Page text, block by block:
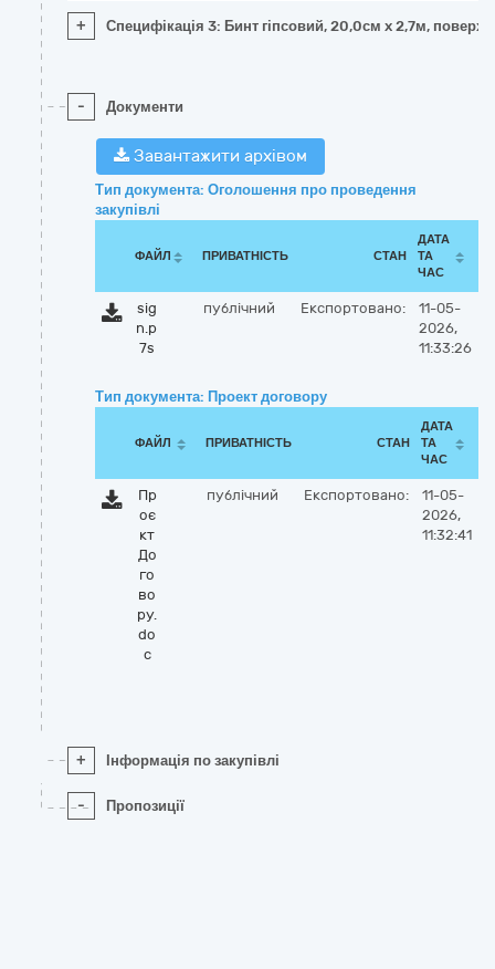
+ Специфікація 3: Бинт гіпсовий, 20,0см x 2,7м,
- Документи
Завантажити архівом
Тип документа: Оголошення про проведення
закупівлі
ФАЙЛ ПРИВАТНІСТЬ СТАН
ДАТА
ТА
ЧАС
sig
n.p
7s
публічний Експортовано:
11-05-
2026,
11:33:26
Тип документа: Проект договору
ФАЙЛ ПРИВАТНІСТЬ СТАН
ДАТА
ТА
ЧАС
Пр
оє
кт
До
го
во
ру.
do
c
публічний Експортовано:
11-05-
2026,
11:32:41
+ Інформація по закупівлі
- Пропозиції